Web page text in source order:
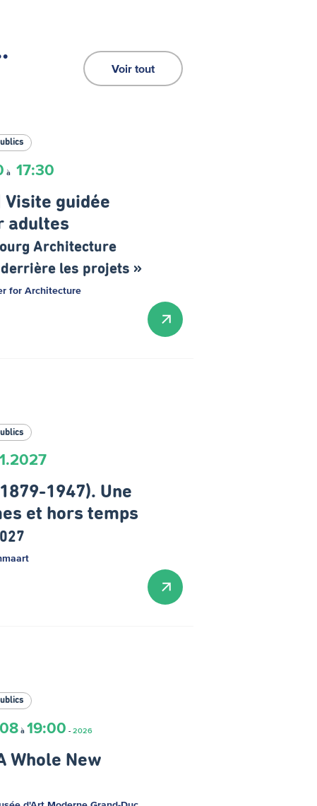
Voir tout
à 17:30
Visite guidée
adultes
Architecture
les projets »
for Architecture
1947). Une
et hors temps
à 19:00 - 2026
Whole New